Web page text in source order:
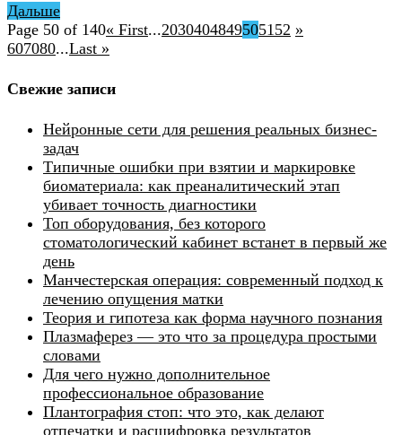
Дальше
Page 50 of 140« First...20304048495051 52 »
607080...Last »
Свежие записи
Нейронные сети для решения реальных бизнес-
задач
Типичные ошибки при взятии и маркировке
биоматериала: как преаналитический этап
убивает точность диагностики
Топ оборудования, без которого
стоматологический кабинет встанет в первый же
день
Манчестерская операция: современный подход к
лечению опущения матки
Теория и гипотеза как форма научного познания
Плазмаферез — это что за процедура простыми
словами
Для чего нужно дополнительное
профессиональное образование
Плантография стоп: что это, как делают
отпечатки и расшифровка результатов